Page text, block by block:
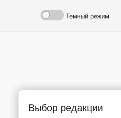
Темный режим
Выбор редакции